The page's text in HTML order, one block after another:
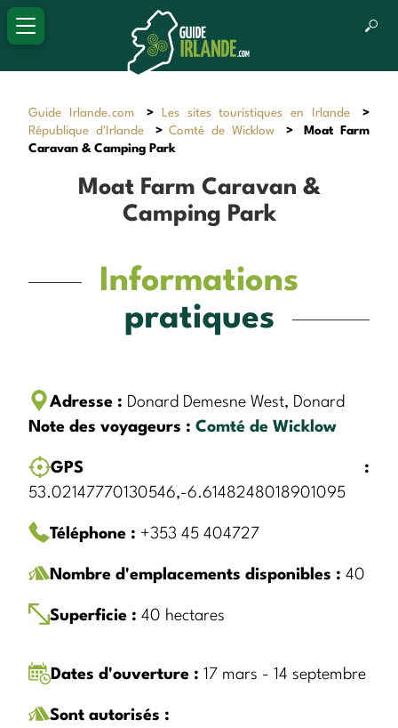
Guide Irlande.com > Les sites touristiques en Irlande
>
République d'Irlande
>Comté de Wicklow >
Moat Farm
Caravan & Camping Park
Moat Farm Caravan &
Camping Park
Informations
pratiques
Adresse : Donard Demesne West, Donard
Note des voyageurs : Comté de Wicklow
GPS :
53.02147770130546,-6.6148248018901095
Téléphone : +353 45 404727
Nombre d'emplacements disponibles : 40
Superficie : 40 hectares
Dates d'ouverture : 17 mars - 14 septembre
Sont autorisés :